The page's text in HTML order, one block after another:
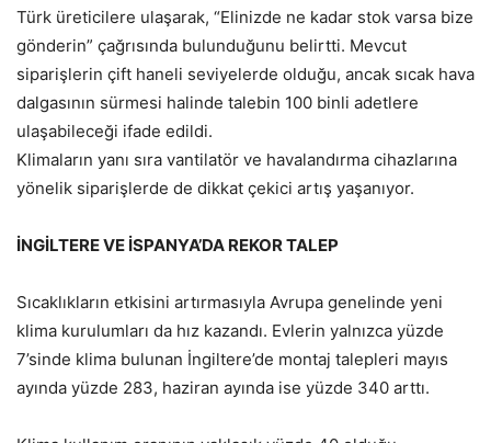
Türk üreticilere ulaşarak, “Elinizde ne kadar stok varsa bize
gönderin” çağrısında bulunduğunu belirtti. Mevcut
siparişlerin çift haneli seviyelerde olduğu, ancak sıcak hava
dalgasının sürmesi halinde talebin 100 binli adetlere
ulaşabileceği ifade edildi.
Klimaların yanı sıra vantilatör ve havalandırma cihazlarına
yönelik siparişlerde de dikkat çekici artış yaşanıyor.
İNGİLTERE VE İSPANYA’DA REKOR TALEP
Sıcaklıkların etkisini artırmasıyla Avrupa genelinde yeni
klima kurulumları da hız kazandı. Evlerin yalnızca yüzde
7’sinde klima bulunan İngiltere’de montaj talepleri mayıs
ayında yüzde 283, haziran ayında ise yüzde 340 arttı.